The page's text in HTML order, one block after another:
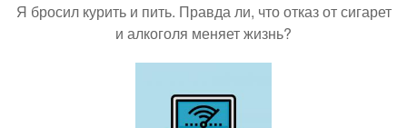
Я бросил курить и пить. Правда ли, что отказ от сигарет
и алкоголя меняет жизнь?